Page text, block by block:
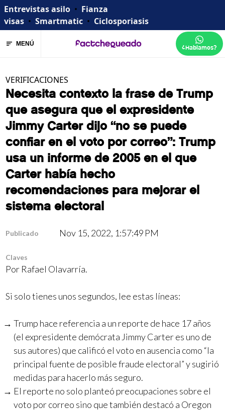
Entrevistas asilo • Fianza
visas • Smartmatic • Ciclosporiasis
MENÚ ¿Hablamos?
VERIFICACIONES
Necesita contexto la frase de Trump
que asegura que el expresidente
Jimmy Carter dijo “no se puede
confiar en el voto por correo”: Trump
usa un informe de 2005 en el que
Carter había hecho
recomendaciones para mejorar el
sistema electoral
Publicado Nov 15, 2022, 1:57:49 PM
Claves
Por Rafael Olavarría.
Si solo tienes unos segundos, lee estas líneas:
Trump hace referencia a un reporte de hace 17 años
(el expresidente demócrata Jimmy Carter es uno de
sus autores) que calificó el voto en ausencia como “la
principal fuente de posible fraude electoral” y sugirió
medidas para hacerlo más seguro.
El reporte no solo planteó preocupaciones sobre el
voto por correo sino que también destacó a Oregon